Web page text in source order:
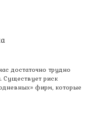
достаточно трудно
Существует риск
фирм, которые